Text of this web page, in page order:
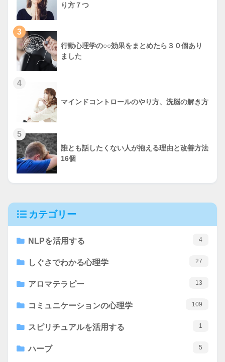
り方７つ
3
行動心理学の○○効果をまとめたら３０個あり
ました
4
マインドコントロールのやり方、洗脳の解き方
5
誰とも話したくない人が抱える理由と改善方法
16個
カテゴリー
NLPを活用する 4
しぐさでわかる心理学 27
アロマテラピー 13
コミュニケーションの心理学 109
スピリチュアルを活用する 1
ハーブ 5